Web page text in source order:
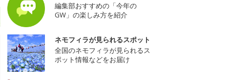
編集部おすすめの「今年の
GW」の楽しみ方を紹介
ネモフィラが見られるスポット
全国のネモフィラが見られるス
ポット情報などをお届け